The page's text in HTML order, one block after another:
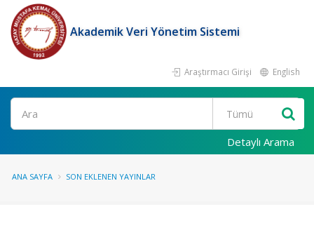
Akademik Veri Yönetim Sistemi
Araştırmacı Girişi English
Ara
Detaylı Arama
ANA SAYFA SON EKLENEN YAYINLAR